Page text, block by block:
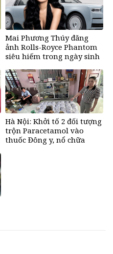
Mai Phương Thúy đăng
ảnh Rolls-Royce Phantom
siêu hiếm trong ngày sinh
thế giới, giá gần 68 tỷ đồng
Hà Nội: Khởi tố 2 đối tượng
trộn Paracetamol vào
thuốc Đông y, nổ chữa